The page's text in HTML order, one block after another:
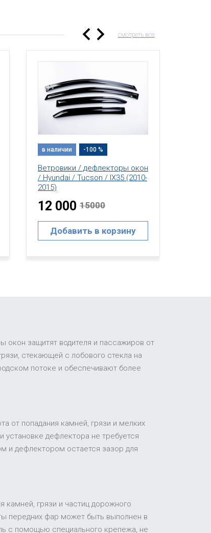
смотреть все
в наличии -100 %
Ветровики / дефлекторы окон
/ Hyundai / Tucson / IX35 (2010-
2015)
12 000 15000
Добавить в корзину
окон защитят водителя и пассажиров от
стекающей с лобового стекла на
потоке и обеспечивают более
от попадания камней, грязи и мелких
установке дефлектора не требуется
и дефлектором остается зазор для
камней, грязи и частиц дорожного
передних фар может быть выполнен в
с помощью специального крепежа, не